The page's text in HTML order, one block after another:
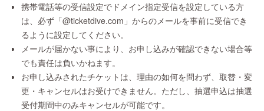
携帯電話等の受信設定でドメイン指定受信を設定している方
は、必ず「@ticketdive.com」からのメールを事前に受信でき
るように設定してください。
メールが届かない事により、お申し込みが確認できない場合等
でも責任は負いかねます。
お申し込みされたチケットは、理由の如何を問わず、取替・変
更・キャンセルはお受けできません。ただし、抽選申込は抽選
受付期間中のみキャンセルが可能です。